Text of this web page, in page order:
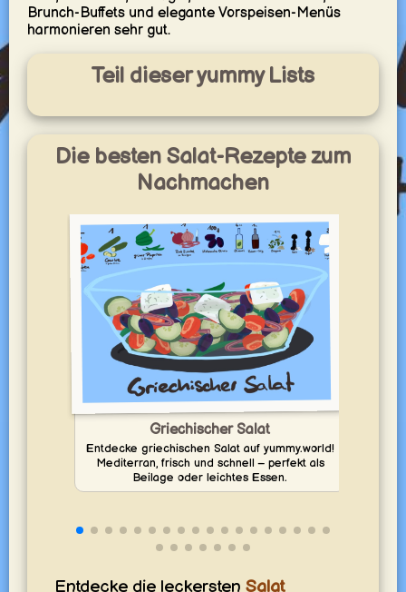
Brunch-Buffets und elegante Vorspeisen-Menüs
harmonieren sehr gut.
Teil dieser yummy Lists
Die besten Salat-Rezepte zum
Nachmachen
Griechischer Salat
Entdecke griechischen Salat auf yummy.world!
Mediterran, frisch und schnell – perfekt als
Beilage oder leichtes Essen.
Entdecke die leckersten Salat